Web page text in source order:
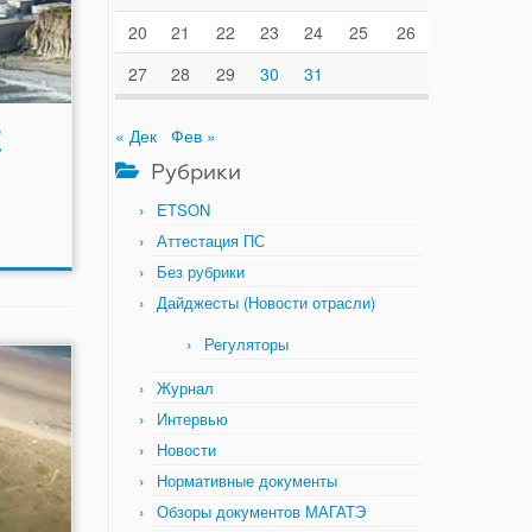
20
21 22 23 24 25
26
27
28 29 30 31
« Дек Фев »
Рубрики
ETSON
Аттестация ПС
Без рубрики
Дайджесты (Новости отрасли)
Регуляторы
Журнал
Интервью
Новости
Нормативные документы
Обзоры документов МАГАТЭ